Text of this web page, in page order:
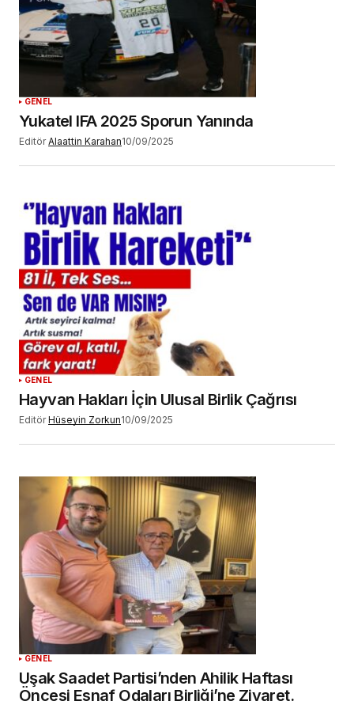
GENEL
Yukatel IFA 2025 Sporun Yanında
Editör Alaattin Karahan10/09/2025
GENEL
Hayvan Hakları İçin Ulusal Birlik Çağrısı
Editör Hüseyin Zorkun10/09/2025
GENEL
Uşak Saadet Partisi’nden Ahilik Haftası
Öncesi Esnaf Odaları Birliği’ne Ziyaret.